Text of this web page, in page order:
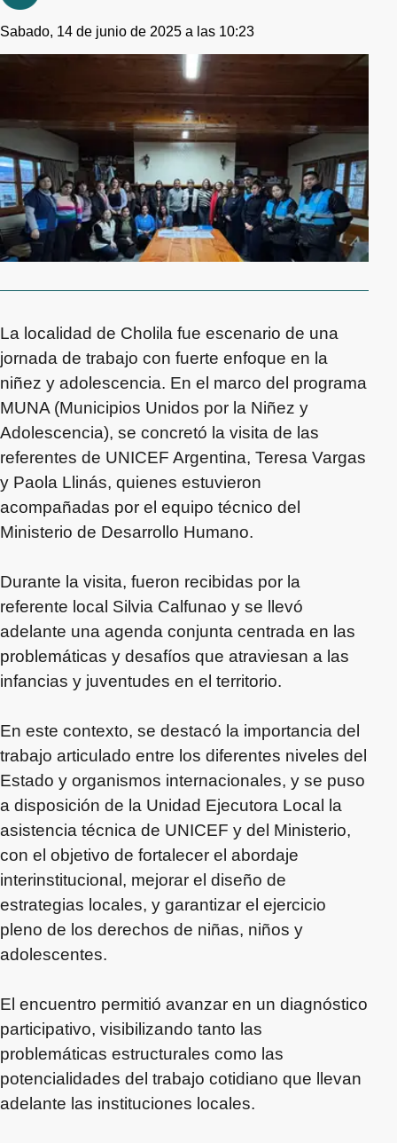
Sabado, 14 de junio de 2025 a las 10:23
La localidad de Cholila fue escenario de una
jornada de trabajo con fuerte enfoque en la
niñez y adolescencia. En el marco del programa
MUNA (Municipios Unidos por la Niñez y
Adolescencia), se concretó la visita de las
referentes de UNICEF Argentina, Teresa Vargas
y Paola Llinás, quienes estuvieron
acompañadas por el equipo técnico del
Ministerio de Desarrollo Humano.
Durante la visita, fueron recibidas por la
referente local Silvia Calfunao y se llevó
adelante una agenda conjunta centrada en las
problemáticas y desafíos que atraviesan a las
infancias y juventudes en el territorio.
En este contexto, se destacó la importancia del
trabajo articulado entre los diferentes niveles del
Estado y organismos internacionales, y se puso
a disposición de la Unidad Ejecutora Local la
asistencia técnica de UNICEF y del Ministerio,
con el objetivo de fortalecer el abordaje
interinstitucional, mejorar el diseño de
estrategias locales, y garantizar el ejercicio
pleno de los derechos de niñas, niños y
adolescentes.
El encuentro permitió avanzar en un diagnóstico
participativo, visibilizando tanto las
problemáticas estructurales como las
potencialidades del trabajo cotidiano que llevan
adelante las instituciones locales.